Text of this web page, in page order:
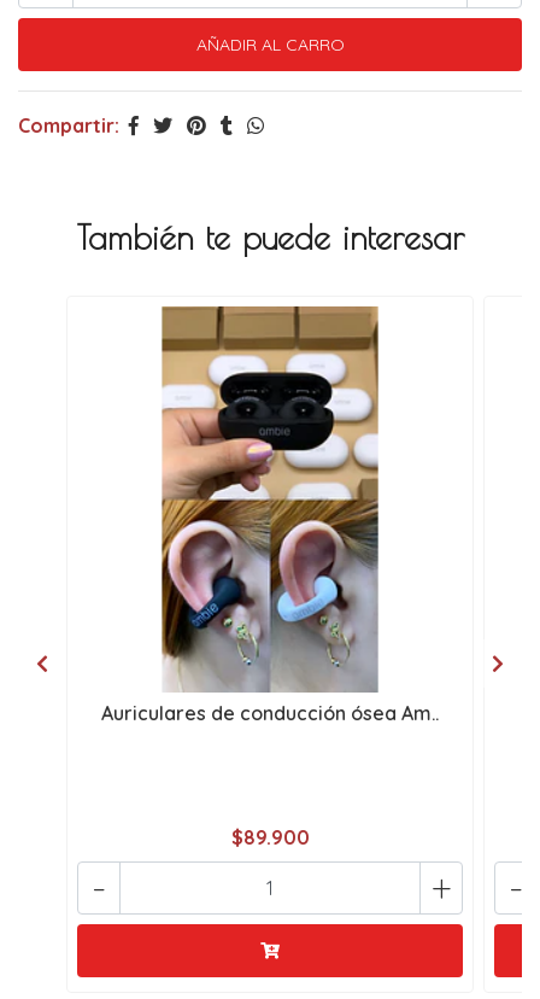
Compartir:
También te puede interesar
Auriculares de conducción ósea Am..
$89.900
+
- -